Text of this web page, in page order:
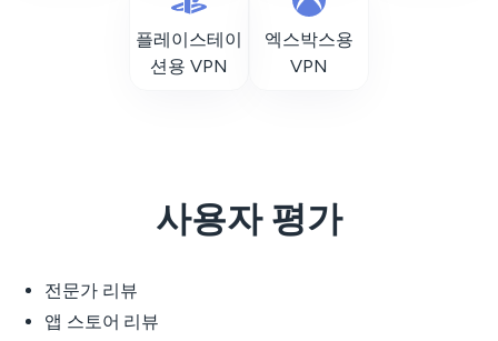
플레이스테이
션용 VPN
엑스박스용
VPN
사용자 평가
전문가 리뷰
앱 스토어 리뷰